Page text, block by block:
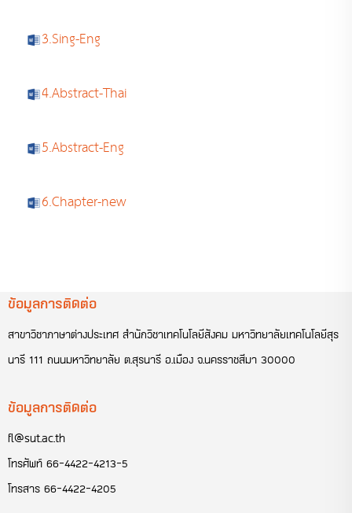
3.Sing-Eng
4.Abstract-Thai
5.Abstract-Eng
6.Chapter-new
ข้อมูลการติดต่อ
สาขาวิชาภาษาต่างประเทศ สำนักวิชาเทคโนโลยีสังคม มหาวิทยาลัยเทคโนโลยีสุร
นารี 111 ถนนมหาวิทยาลัย ต.สุรนารี อ.เมือง จ.นครราชสีมา 30000
ข้อมูลการติดต่อ
fl@sut.ac.th
โทรศัพท์ 66-4422-4213-5
โทรสาร 66-4422-4205